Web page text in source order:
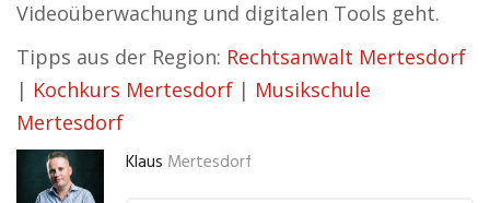
Videoüberwachung und digitalen Tools geht.
Tipps aus der Region: Rechtsanwalt Mertesdorf
| Kochkurs Mertesdorf | Musikschule
Mertesdorf
Klaus Mertesdorf